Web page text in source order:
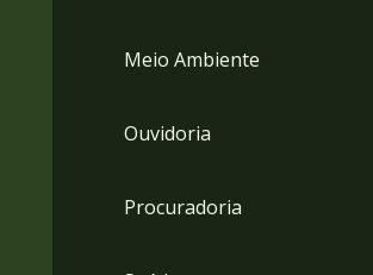
Meio Ambiente
Ouvidoria
Procuradoria